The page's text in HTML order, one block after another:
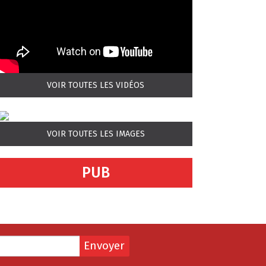
VOIR TOUTES LES VIDÉOS
VOIR TOUTES LES IMAGES
PUB
Envoyer